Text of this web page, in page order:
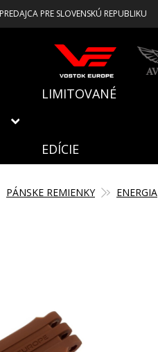
PRE SLOVENSKÚ REPUBLIKU
LIMITOVANÉ
EDÍCIE
PÁNSKE REMIENKY ENERGIA